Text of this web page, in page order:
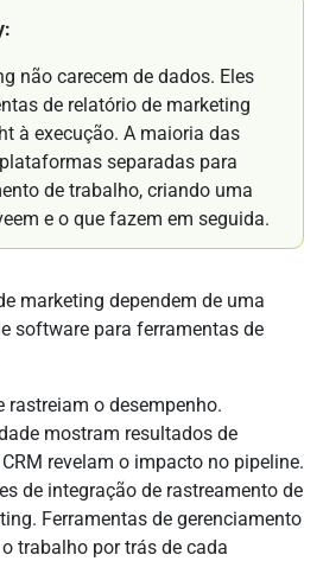
não carecem de dados. Eles
de relatório de marketing
à execução. A maioria das
separadas para
de trabalho, criando uma
e o que fazem em seguida.
marketing dependem de uma
software para ferramentas de
rastreiam o desempenho.
mostram resultados de
revelam o impacto no pipeline.
de integração de rastreamento de
Ferramentas de gerenciamento
trabalho por trás de cada